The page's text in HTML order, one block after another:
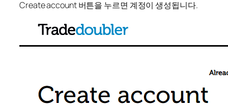
Create account 버튼을 누르면 계정이 생성됩니다.